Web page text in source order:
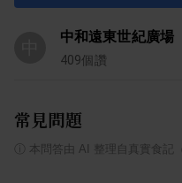
中和遠東世紀廣場
409個讚
常見問題
本問答由 AI 整理自真實食記